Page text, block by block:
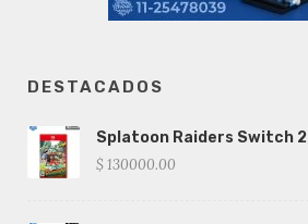
DESTACADOS
Splatoon Raiders Switch 2
$ 130000.00